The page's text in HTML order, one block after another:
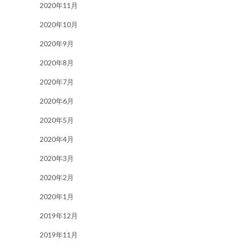
2020年11月
2020年10月
2020年9月
2020年8月
2020年7月
2020年6月
2020年5月
2020年4月
2020年3月
2020年2月
2020年1月
2019年12月
2019年11月